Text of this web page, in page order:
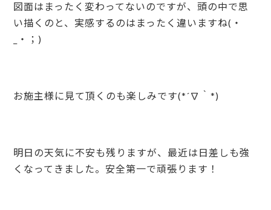
図面はまったく変わってないのですが、頭の中で思
い描くのと、実感するのはまったく違いますね(・
_・；)
お施主様に見て頂くのも楽しみです(*´∇｀*)
明日の天気に不安も残りますが、最近は日差しも強
くなってきました。安全第一で頑張ります！